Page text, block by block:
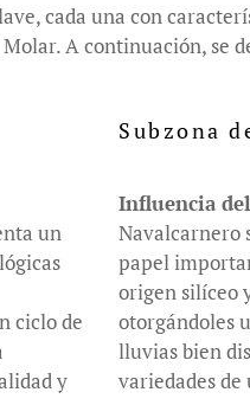
cada una con
A continuación, se
un
ciclo de
y
Subzona
Influencia
Navalcarnero
papel
origen silíceo
otorgándoles
lluvias bien
variedades de